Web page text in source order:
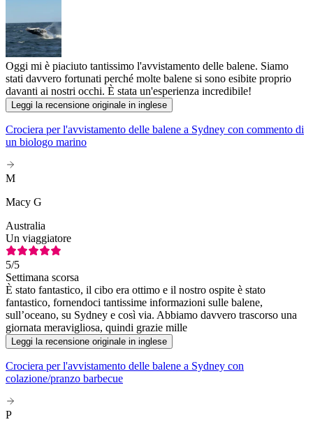
Oggi mi è piaciuto tantissimo l'avvistamento delle balene. Siamo
stati davvero fortunati perché molte balene si sono esibite proprio
davanti ai nostri occhi. È stata un'esperienza incredibile!
Leggi la recensione originale in inglese
Crociera per l'avvistamento delle balene a Sydney con commento di
un biologo marino
M
Macy G
Australia
Un viaggiatore
5/5
Settimana scorsa
È stato fantastico, il cibo era ottimo e il nostro ospite è stato
fantastico, fornendoci tantissime informazioni sulle balene,
sull’oceano, su Sydney e così via. Abbiamo davvero trascorso una
giornata meravigliosa, quindi grazie mille
Leggi la recensione originale in inglese
Crociera per l'avvistamento delle balene a Sydney con
colazione/pranzo barbecue
P